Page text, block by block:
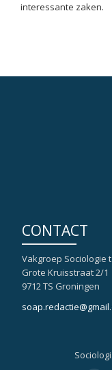
interessante zaken.
CONTACT
Vakgroep Sociologie
Grote Kruisstraat 2/1
9712 TS Groningen